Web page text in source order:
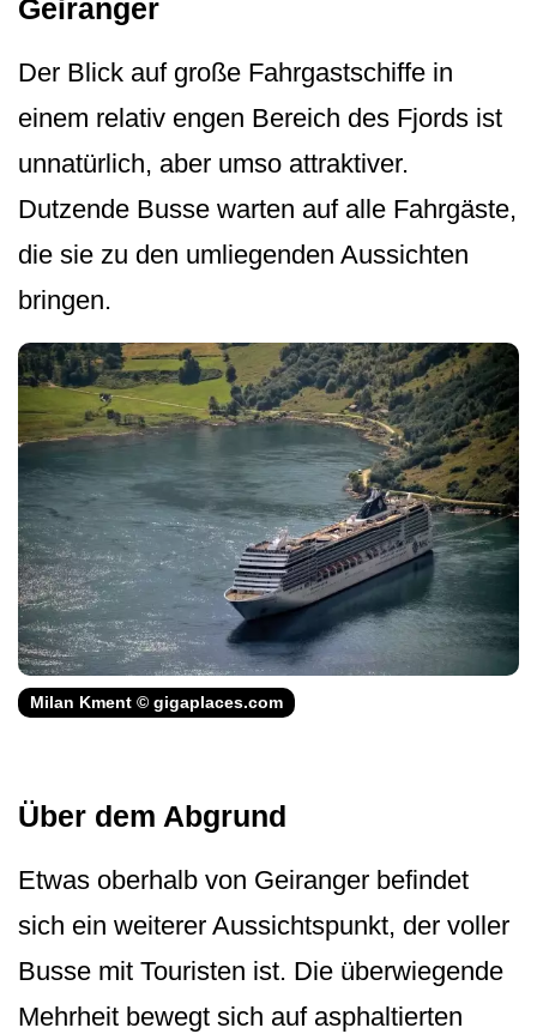
Geiranger
Der Blick auf große Fahrgastschiffe in
einem relativ engen Bereich des Fjords ist
unnatürlich, aber umso attraktiver.
Dutzende Busse warten auf alle Fahrgäste,
die sie zu den umliegenden Aussichten
bringen.
Milan Kment © gigaplaces.com
Über dem Abgrund
Etwas oberhalb von Geiranger befindet
sich ein weiterer Aussichtspunkt, der voller
Busse mit Touristen ist. Die überwiegende
Mehrheit bewegt sich auf asphaltierten